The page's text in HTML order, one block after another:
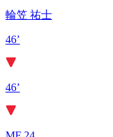
輪笠 祐士
46’
46’